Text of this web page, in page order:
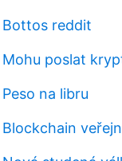
Bottos reddit
Mohu poslat
Peso na libru
Blockchain